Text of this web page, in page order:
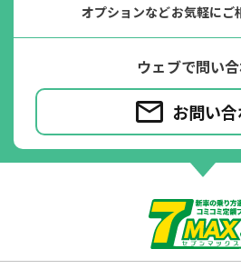
オプションなどお気軽にご
ウェブで問い
お問い